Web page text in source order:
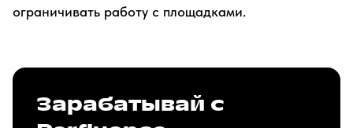
ограничивать работу с площадками.
Зарабатывай с